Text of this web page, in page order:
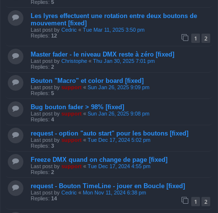
Replies: 5
Les lyres effectuent une rotation entre deux boutons de
mouvement [fixed]
Last post by Cedric « Tue Mar 11, 2025 3:50 pm
Replies: 12 1 2
Master fader - le niveau DMX reste à zéro [fixed]
Last post by Christophe « Thu Jan 30, 2025 7:01 pm
Replies: 2
Bouton "Macro" et color board [fixed]
Last post by support « Sun Jan 26, 2025 9:09 pm
Replies: 5
Bug bouton fader > 98% [fixed]
Last post by support « Sun Jan 26, 2025 9:08 pm
Replies: 4
request - option "auto start" pour les boutons [fixed]
Last post by support « Tue Dec 17, 2024 5:02 pm
Replies: 3
Freeze DMX quand on change de page [fixed]
Last post by support « Tue Dec 17, 2024 4:55 pm
Replies: 2
request - Bouton TimeLine - jouer en Boucle [fixed]
Last post by Cedric « Mon Nov 11, 2024 6:38 pm
Replies: 14 1 2